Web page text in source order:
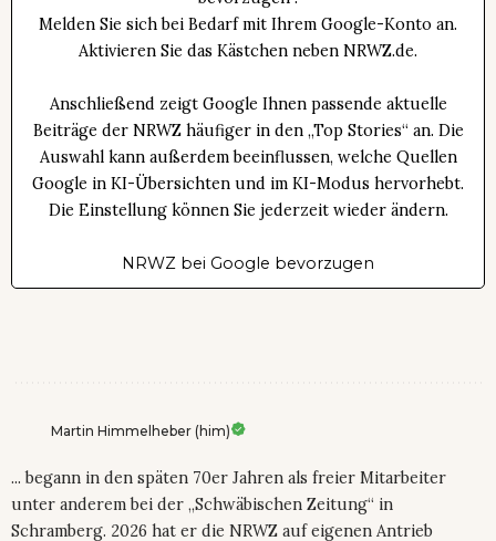
Melden Sie sich bei Bedarf mit Ihrem Google-Konto an.
Aktivieren Sie das Kästchen neben NRWZ.de.
Anschließend zeigt Google Ihnen passende aktuelle
Beiträge der NRWZ häufiger in den „Top Stories“ an. Die
Auswahl kann außerdem beeinflussen, welche Quellen
Google in KI-Übersichten und im KI-Modus hervorhebt.
Die Einstellung können Sie jederzeit wieder ändern.
NRWZ bei Google bevorzugen
Martin Himmelheber (him)
... begann in den späten 70er Jahren als freier Mitarbeiter
unter anderem bei der „Schwäbischen Zeitung“ in
Schramberg. 2026 hat er die NRWZ auf eigenen Antrieb